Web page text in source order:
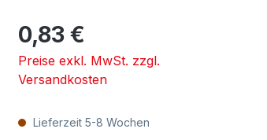
0,83 €
Preise exkl. MwSt. zzgl.
Versandkosten
Lieferzeit 5-8 Wochen